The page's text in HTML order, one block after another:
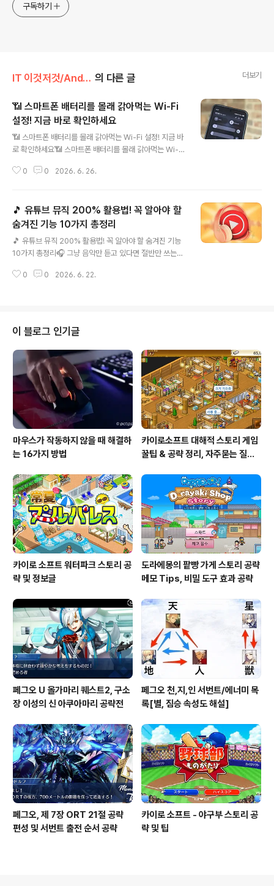
구독하기
IT 이것저것/Android 의 다른 글 더보기
📶 스마트폰 배터리를 몰래 갉아먹는 Wi-Fi
설정! 지금 바로 확인하세요
📶 스마트폰 배터리를 몰래 갉아먹는 Wi-Fi 설정! 지금 바
로 확인하세요📶 스마트폰 배터리를 몰래 갉아먹는 Wi-Fi
Wi-Fi 때문일 수도 있습니다스마트폰 배터리가 예전보다
용자가 존재조차 모르는 설정 하나가 숨어 있는데, 이 기능
이 항상 켜져 있으면 Wi-Fi를 사용 중이어도 배터리가 계
속 소모될 수 있습니다.바로 '모바일 데이터 항상 활성화(M
obile Data Always Active)' 기능입니다. 이 설정은 개
발자 옵션(Developer Options)에 숨겨져 있으며, 기본
적으로 활성화되어 있는 기기가 많습니다.🤔 '모바..
0 0 2026. 6. 26.
🎵 유튜브 뮤직 200% 활용법! 꼭 알아야 할
숨겨진 기능 10가지 총정리
🎵 유튜브 뮤직 200% 활용법! 꼭 알아야 할 숨겨진 기능
10가지 총정리🎧 그냥 음악만 듣고 있다면 절반만 쓰는
능은 없지만,🎵 방대한 음원🎬 뮤직비디오 연동📹 유튜브
기에 실제 사용자들의 활용 팁과 추가 정보까지 정리해봤
다.🔄 1. 다른 음악 서비스의 플레이리스트 그대로 옮기기
처음부터 다시 만들 필요 없다스포티파이, 애플 뮤직에서
넘어온다면 기존 플레이리스트를 이전할 수 있다.애플 뮤
직구글 계정과 연결하여 공식 이전 지원스포티파이 등다음
서비스 이용 가능✅..
0 0 2026. 6. 22.
이 블로그 인기글
마우스가 작동하지 않을 때 해결하
는 16가지 방법
카이로소프트 대해적 스토리 게임
꿀팁 & 공략 정리, 자주묻는 질문
카이로 소프트 워터파크 스토리 공
략 및 정보글
도라에몽의 팥빵 가게 스토리 공략
메모 Tips, 비밀 도구 효과 공략
페그오 U 올가마리 퀘스트2, 구소
장 이성의 신 아쿠아마리 공략전
페그오 천,지,인 서번트/에너미 목
록[별, 짐승 속성도 해설]
페그오, 제 7장 ORT 21절 공략
편성 및 서번트 출전 순서 공략
카이로 소프트 - 야구부 스토리 공
략 및 팁